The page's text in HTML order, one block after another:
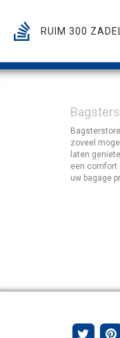
RUIM 300
zoveel
laten
een comfort
uw bagage